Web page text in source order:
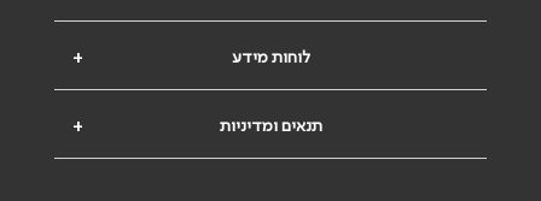
+ לוחות מידע
+ תנאים ומדיניות